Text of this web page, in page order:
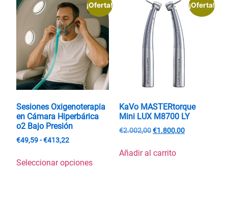
¡Oferta!
Sesiones Oxigenoterapia
en Cámara Hiperbárica
o2 Bajo Presión
€49,59 -€413,22
Seleccionar opciones
¡Oferta!
KaVo MASTERtorque
Mini LUX M8700 LY
€2.002,00€1.800,00
Añadir al carrito